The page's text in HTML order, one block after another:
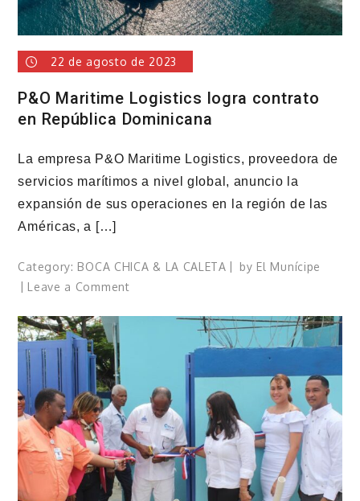
22 de agosto de 2023
P&O Maritime Logistics logra contrato
en República Dominicana
La empresa P&O Maritime Logistics, proveedora de
servicios marítimos a nivel global, anuncio la
expansión de sus operaciones en la región de las
Américas, a […]
Category: BOCA CHICA & LA CALETA by El Munícipe
Leave a Commenton
Maritime
en
República
Dominicana